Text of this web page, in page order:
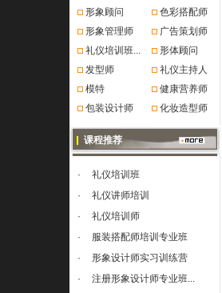
形象顾问
色彩搭配师
形象管理师
广告策划师
礼仪培训班...
形体顾问
发型师
礼仪主持人
模特
健康营养师
包装设计师
化妆造型师
课程推荐
·
礼仪培训班
·
礼仪讲师培训
·
礼仪培训师
·
服装搭配师培训专业班
·
形象设计师实习训练营
·
注册形象设计师专业班...